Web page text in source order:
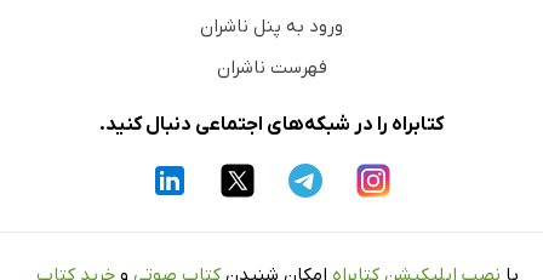
ورود به پنل ناشران
فهرست ناشران
کتابراه را در شبکه‌های اجتماعی دنبال کنید.
با نصب اپلیکیشن کتابراه امکان شنیدن کتاب صوتی و خرید کتاب